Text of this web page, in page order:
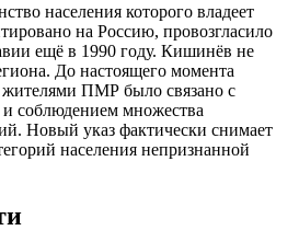
населения которого владеет
на Россию, провозгласило
ещё в 1990 году. Кишинёв не
До настоящего момента
ПМР было связано с
соблюдением множества
Новый указ фактически снимает
населения непризнанной